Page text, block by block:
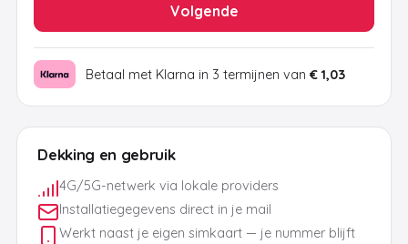
Dekking en gebruik
4G/5G-netwerk via lokale providers
Installatiegegevens direct in je mail
Werkt naast je eigen simkaart — je nummer blijft
Volgende
Betaal met Klarna in 3 termijnen van € 1,03